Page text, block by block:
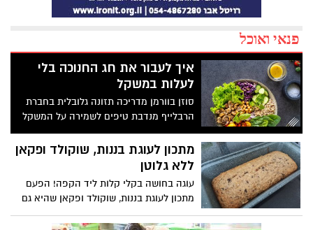
פנאי ואוכל
איך לעבור את חג החנוכה בלי
לעלות במשקל
סוזן בוורמן מדריכה תזונה גלובלית בחברת
הרבלייף מנדבת טיפים לשמירה על המשקל
והבריאות בחנוכה ובשנה האזרחית החדשה:
מתכון לעוגת בננות, שוקולד ופקאן
ללא גלוטן
עוגה בחושה בקלי קלות ליד הקפה! הפעם
מתכון לעוגת בננות, שוקולד ופקאן שהיא גם
ללא גלוטן!